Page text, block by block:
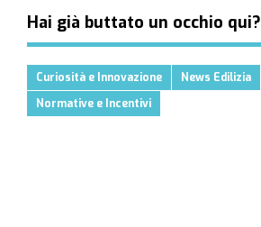
Hai già buttato un occhio qui?
Curiosità e Innovazione
News Edilizia
Normative e Incentivi